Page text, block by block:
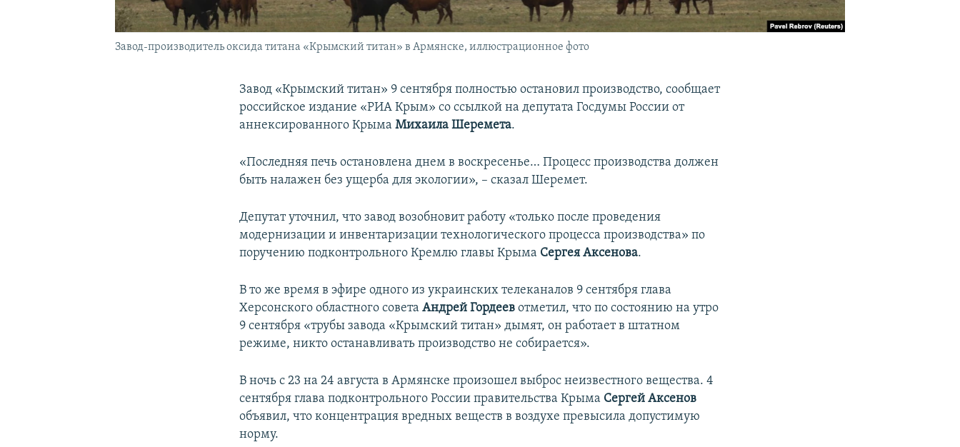
Завод-производитель оксида титана «Крымский титан» в Армянске, иллюстрационное фото
Завод «Крымский титан» 9 сентября полностью остановил производство, сообщает
российское издание «РИА Крым» со ссылкой на депутата Госдумы России от
аннексированного КрымаМихаила Шеремета.
«Последняя печь остановлена днем в воскресенье… Процесс производства должен
быть налажен без ущерба для экологии», – сказал Шеремет.
Депутат уточнил, что завод возобновит работу «только после проведения
модернизации и инвентаризации технологического процесса производства» по
поручению подконтрольного Кремлю главы Крыма Сергея Аксенова.
В то же время в эфире одного из украинских телеканалов 9 сентября глава
Херсонского областного советаАндрей Гордеев отметил, что по состоянию на утро
9 сентября «трубы завода «Крымский титан» дымят, он работает в штатном
режиме, никто останавливать производство не собирается».
В ночь с 23 на 24 августа в Армянске произошел выброс неизвестного вещества. 4
сентября глава подконтрольного России правительства Крыма Сергей Аксенов
объявил, что концентрация вредных веществ в воздухе превысила допустимую
норму.